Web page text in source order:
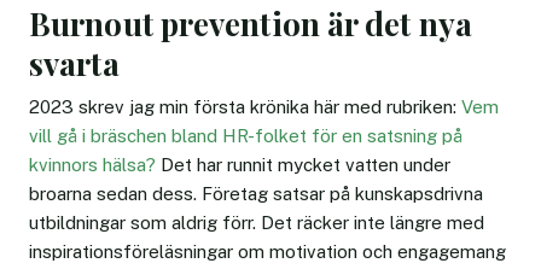
Burnout prevention är det nya
svarta
2023 skrev jag min första krönika här med rubriken: Vem
vill gå i bräschen bland HR-folket för en satsning på
kvinnors hälsa? Det har runnit mycket vatten under
broarna sedan dess. Företag satsar på kunskapsdrivna
utbildningar som aldrig förr. Det räcker inte längre med
inspirationsföreläsningar om motivation och engagemang